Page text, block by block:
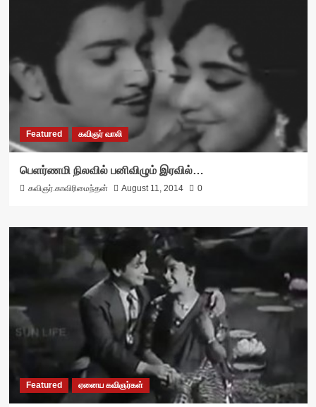
Featured கவிஞர் வாலி
பெளர்ணமி நிலவில் பனிவிழும் இரவில்…
கவிஞர்.காவிரிமைந்தன் August 11, 2014 0
Featured ஏனைய கவிஞர்கள்